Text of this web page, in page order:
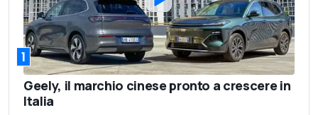
1
Geely, il marchio cinese pronto a crescere in
Italia